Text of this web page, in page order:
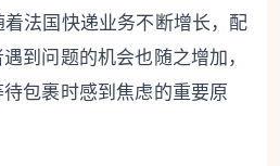
法国快递业务不断增长，配
到问题的机会也随之增加，
包裹时感到焦虑的重要原